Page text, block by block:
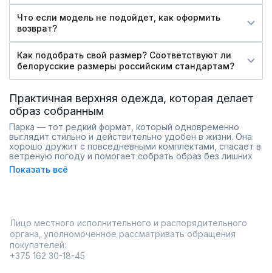
Что если модель не подойдет, как оформить
возврат?
Как подобрать свой размер? Соответствуют ли
белорусские размеры российским стандартам?
Практичная верхняя одежда, которая делает
образ собранным
Парка — тот редкий формат, который одновременно
выглядит стильно и действительно удобен в жизни. Она
хорошо дружит с повседневными комплектами, спасает в
ветреную погоду и помогает собрать образ без лишних
усилий. С такой курткой легко поддерживать аккуратный
силуэт: достаточно правильной длины и удачного кроя.
брюками.
удобная длина и продуманный крой
модели для активных дней и городского ритма
широкий размерный ряд
Показать всё
Лицо местного исполнительного и распорядительного
органа, уполномоченное рассматривать обращения
покупателей:
+375 162 30-18-45